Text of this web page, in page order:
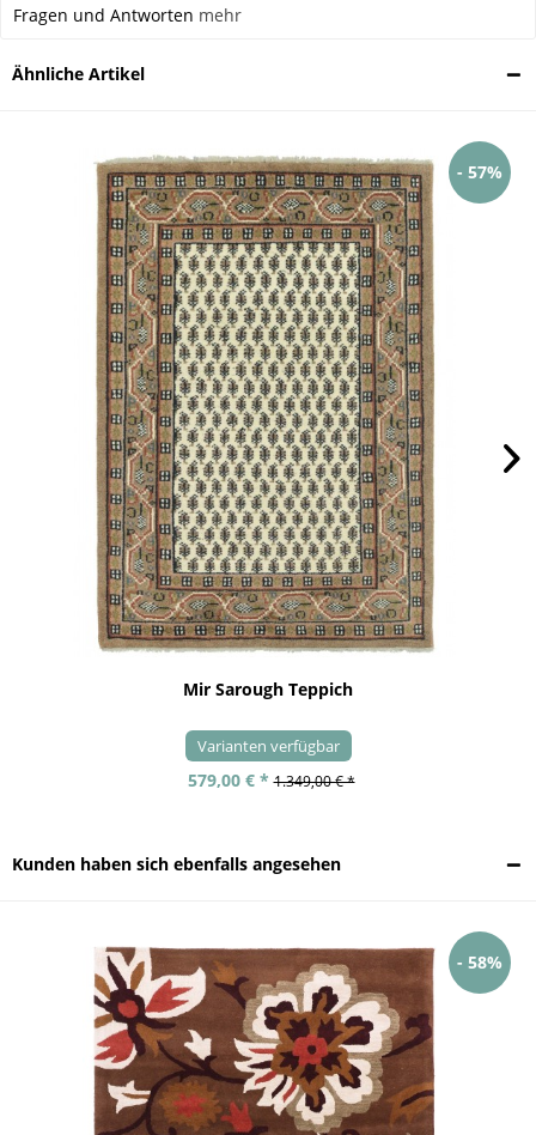
Fragen und Antworten mehr
Ähnliche Artikel
- 57%
Mir Sarough Teppich
Varianten verfügbar
579,00 € * 1.349,00 € *
Kunden haben sich ebenfalls angesehen
- 58%